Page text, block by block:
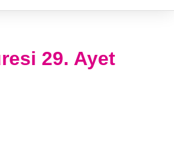
29. Ayet